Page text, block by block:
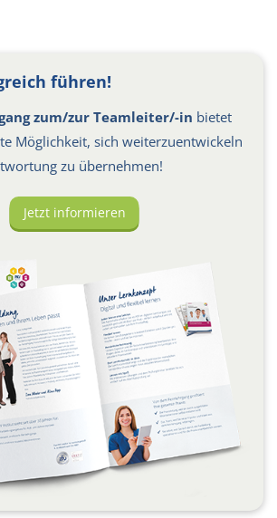
führen!
zum/zur Teamleiter/-in bietet
Möglichkeit, sich weiterzuentwickeln
zu übernehmen!
Jetzt informieren